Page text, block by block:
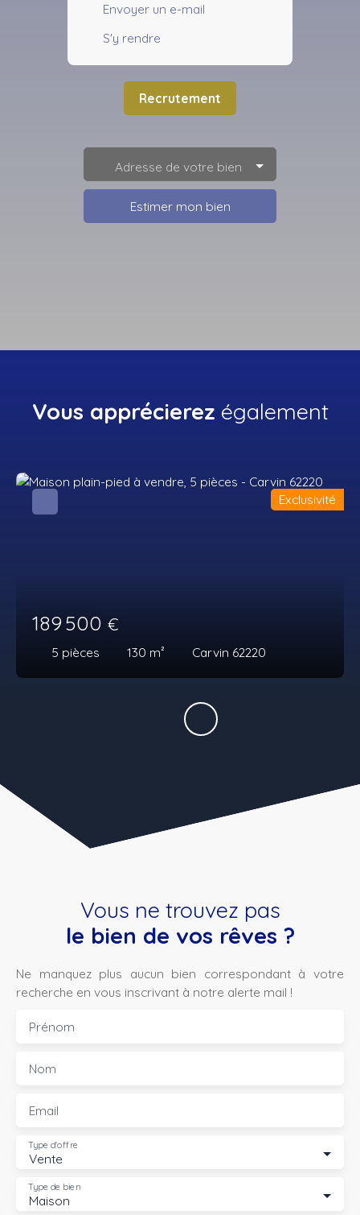
Envoyer un e-mail
S'y rendre
Recrutement
Adresse de votre bien
Estimer mon bien
Vous apprécierez également
189 500 €
5 pièces 130 m² Carvin 62220
Exclusivité
Vous ne trouvez pas
le bien de vos rêves ?
Ne manquez plus aucun bien correspondant à votre
recherche en vous inscrivant à notre alerte mail !
Prénom
Nom
Email
Vente
Type d'offre
Maison
Type de bien